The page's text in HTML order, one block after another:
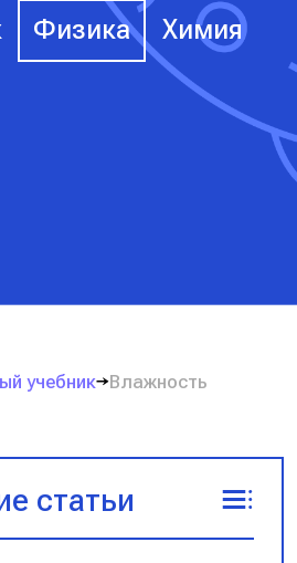
Физика Химия
учебник Влажность
статьи